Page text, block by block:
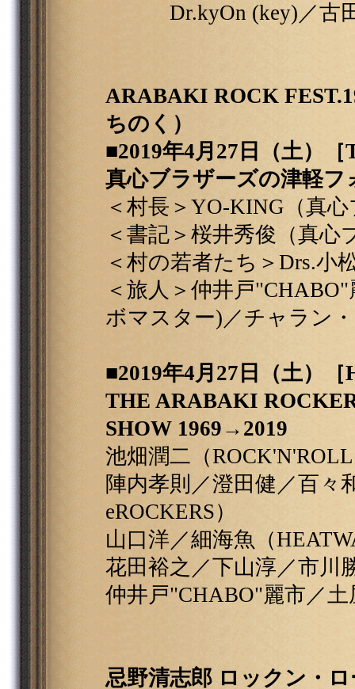
Dr.kyOn (key)／古田
ARABAKI ROCK
ちのく）
■2019年4月27日（土）
真心ブラザーズの津軽フ
＜村長＞YO-KING（真
＜書記＞桜井秀俊（真心
＜村の若者たち＞Drs.小
＜旅人＞仲井戸
ボマスター)／チャラン
■2019年4月27日（土）
THE ARABAKI
SHOW 1969→2019
池畑潤二（
陣内孝則／澄田健／百々
eROCKERS）
山口洋／細海魚（
花田裕之／下山淳／市川
仲井戸"CHABO"麗市／
忌野清志郎 ロックン・